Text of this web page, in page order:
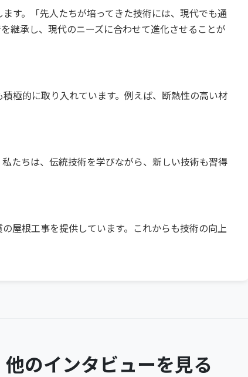
す。「先人たちが培ってきた技術には、現代でも通
継承し、現代のニーズに合わせて進化させることが
極的に取り入れています。例えば、断熱性の高い材
たちは、伝統技術を学びながら、新しい技術も習得
屋根工事を提供しています。これからも技術の向上
他のインタビューを見る